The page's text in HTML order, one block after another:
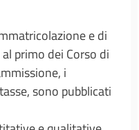
e di
primo dei Corso di
i
sono pubblicati